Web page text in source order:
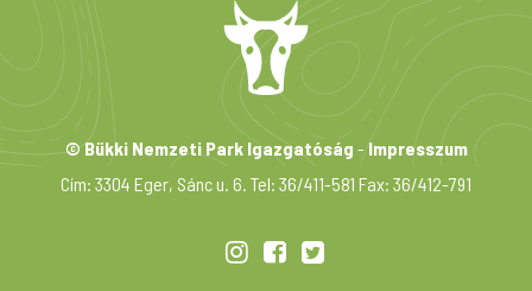
© Bükki Nemzeti Park Igazgatóság -Impresszum
Cím: 3304 Eger, Sánc u. 6. Tel: 36/411-581 Fax: 36/412-791